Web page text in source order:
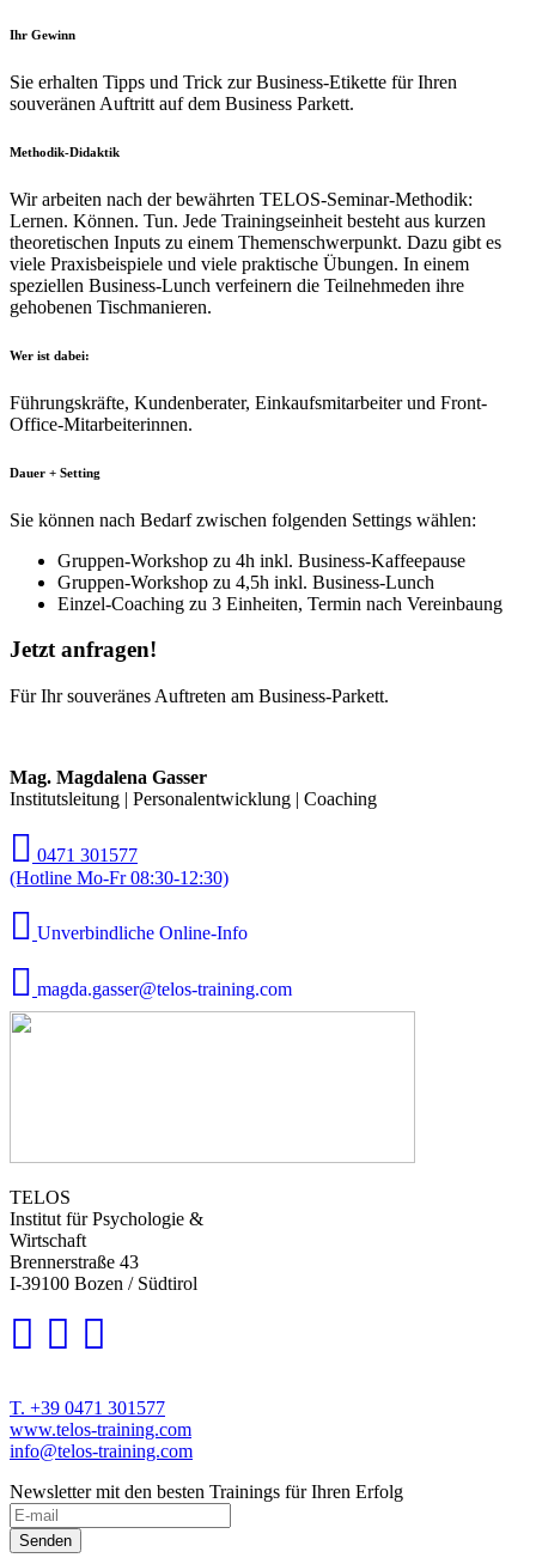
Ihr Gewinn
Sie erhalten Tipps und Trick zur Business-Etikette für Ihren
souveränen Auftritt auf dem Business Parkett.
Methodik-Didaktik
Wir arbeiten nach der bewährten TELOS-Seminar-Methodik:
Lernen. Können. Tun. Jede Trainingseinheit besteht aus kurzen
theoretischen Inputs zu einem Themenschwerpunkt. Dazu gibt es
viele Praxisbeispiele und viele praktische Übungen. In einem
speziellen Business-Lunch verfeinern die Teilnehmeden ihre
gehobenen Tischmanieren.
Wer ist dabei:
Führungskräfte, Kundenberater, Einkaufsmitarbeiter und Front-
Office-Mitarbeiterinnen.
Dauer + Setting
Sie können nach Bedarf zwischen folgenden Settings wählen:
Gruppen-Workshop zu 4h inkl. Business-Kaffeepause
Gruppen-Workshop zu 4,5h inkl. Business-Lunch
Einzel-Coaching zu 3 Einheiten, Termin nach Vereinbaung
Jetzt anfragen!
Für Ihr souveränes Auftreten am Business-Parkett.
Mag. Magdalena Gasser
Institutsleitung | Personalentwicklung | Coaching
0471 301577
(Hotline Mo-Fr 08:30-12:30)
Unverbindliche Online-Info
magda.gasser@telos-training.com
TELOS
Institut für Psychologie &
Wirtschaft
Brennerstraße 43
I-39100 Bozen / Südtirol
T. +39 0471 301577
www.telos-training.com
info@telos-training.com
Newsletter mit den besten Trainings für Ihren Erfolg